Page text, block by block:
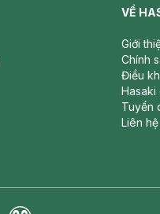
VỀ
Giới
Chính
Điều
Hasaki
Tuyển
Liên hệ